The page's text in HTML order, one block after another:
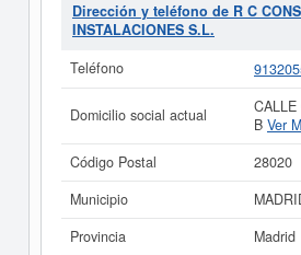
Dirección y teléfono de R C
INSTALACIONES S.L.
Teléfono
Domicilio social actual
B Ver
Código Postal
28020
Municipio
Provincia
Madrid